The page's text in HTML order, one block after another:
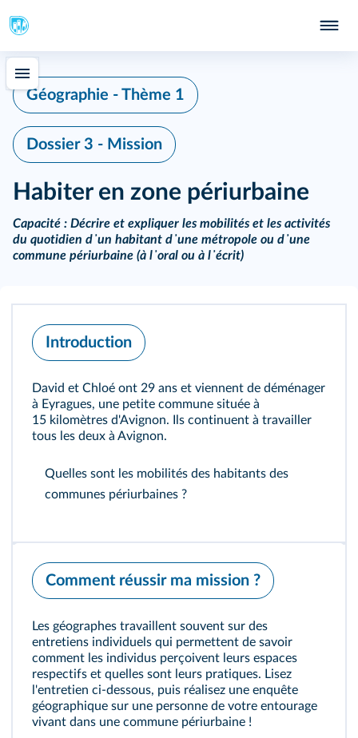
Géographie - Thème 1
Dossier 3 - Mission
Habiter en zone périurbaine
Capacité : Décrire et expliquer les mobilités et les activités
du quotidien d᾽un habitant d᾽une métropole ou d᾽une
commune périurbaine (à l᾽oral ou à l᾽écrit)
Introduction
David et Chloé ont 29 ans et viennent de déménager
à Eyragues, une petite commune située à
15 kilomètres d'Avignon. Ils continuent à travailler
tous les deux à Avignon.
Quelles sont les mobilités des habitants des
communes périurbaines ?
Comment réussir ma mission ?
Les géographes travaillent souvent sur des
entretiens individuels qui permettent de savoir
comment les individus perçoivent leurs espaces
respectifs et quelles sont leurs pratiques. Lisez
l'entretien ci‑dessous, puis réalisez une enquête
géographique sur une personne de votre entourage
vivant dans une commune périurbaine !